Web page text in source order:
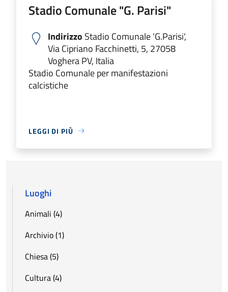
Stadio Comunale "G. Parisi"
Indirizzo Stadio Comunale 'G.Parisi',
Via Cipriano Facchinetti, 5, 27058
Voghera PV, Italia
Stadio Comunale per manifestazioni
calcistiche
LEGGI DI PIÙ
Luoghi
Animali (4)
Archivio (1)
Chiesa (5)
Cultura (4)